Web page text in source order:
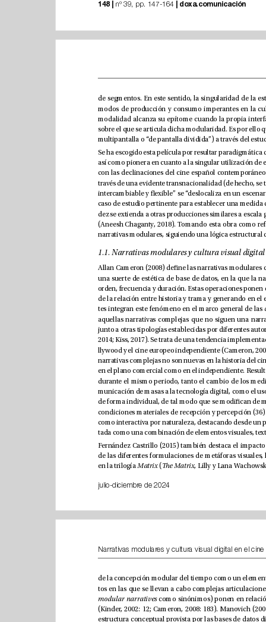
doxa.comunicación
julio-diciembre de 2024
1.1. Narrativas modulares y cultura visual digital
una suerte de esté
orden, frecuencia y duració
de la relació
tes integran este fenómeno en el marco general de las
en la trilogía Matrix ( e Matrix
modular narratives